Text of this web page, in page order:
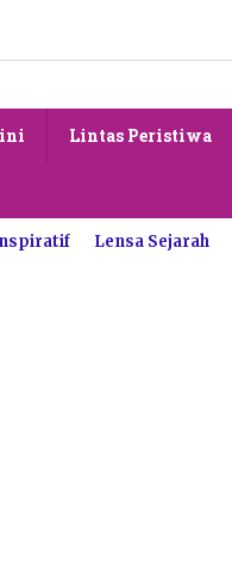
Lintas Peristiwa
Lensa Sejarah